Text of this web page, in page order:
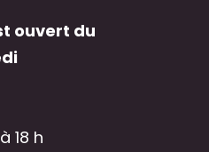
ouvert du
18 h